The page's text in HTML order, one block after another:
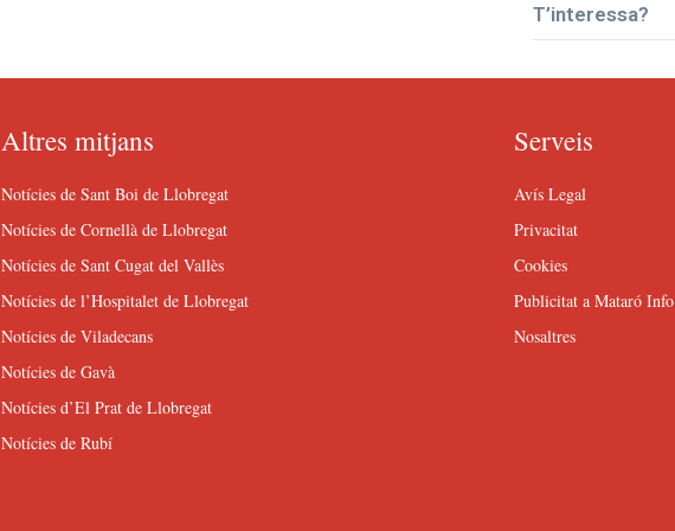
T’interessa?
Altres mitjans
Notícies de Sant Boi de Llobregat
Notícies de Cornellà de Llobregat
Notícies de Sant Cugat del Vallès
Notícies de l’Hospitalet de Llobregat
Notícies de Viladecans
Notícies de Gavà
Notícies d’El Prat de Llobregat
Notícies de Rubí
Serveis
Avís Legal
Privacitat
Cookies
Publicitat a Mataró Info
Nosaltres